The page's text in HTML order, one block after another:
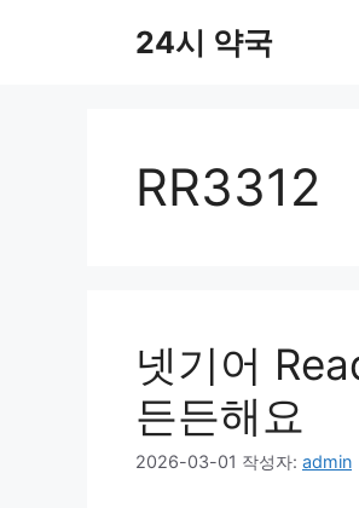
24시 약국
RR3312
넷기어
든든해요
2026-03-01 작성자: admin